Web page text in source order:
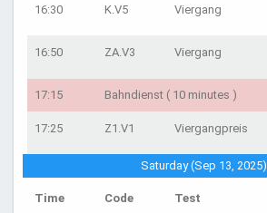
16:30 K.V5 Viergang
16:50 ZA.V3 Viergang
17:15 Bahndienst ( 10 minutes )
17:25 Z1.V1 Viergangpreis
Saturday (Sep 13, 2025)
Time Code Test